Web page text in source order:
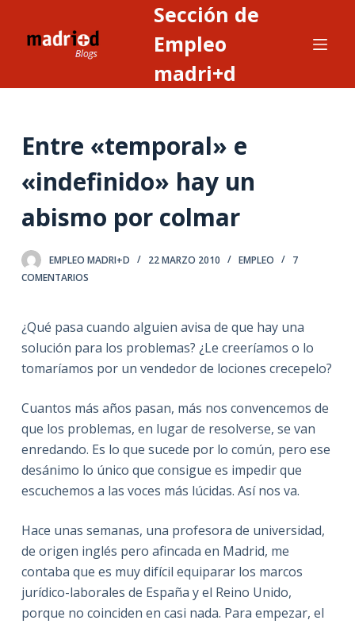
n
e
n
d
o
Sección de
Empleo
madri+d
Entre «temporal» e
«indefinido» hay un
abismo por colmar
EMPLEO MADRI+D 22 MARZO 2010 EMPLEO
7
COMENTARIOS
¿Qué pasa cuando alguien avisa de que hay una
solución para los problemas? ¿Le creeríamos o lo
tomaríamos por un vendedor de lociones crecepelo?
Cuantos más años pasan, más nos convencemos de
que los problemas, en lugar de resolverse, se van
enredando. Es lo que sucede por lo común, pero ese
desánimo lo único que consigue es impedir que
escuchemos a las voces más lúcidas. Así nos va.
Hace unas semanas, una profesora de universidad,
de origen inglés pero afincada en Madrid, me
contaba que es muy difícil equiparar los marcos
jurídico-laborales de España y el Reino Unido,
porque no coinciden en casi nada. Para empezar, el